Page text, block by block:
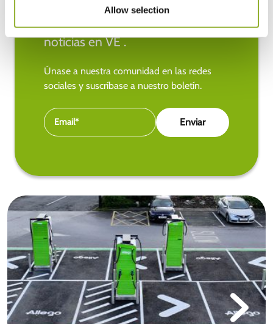
Allow selection
Manténgase al día de las últimas
noticias en VE .
Únase a nuestra comunidad en las redes
sociales y suscríbase a nuestro boletín.